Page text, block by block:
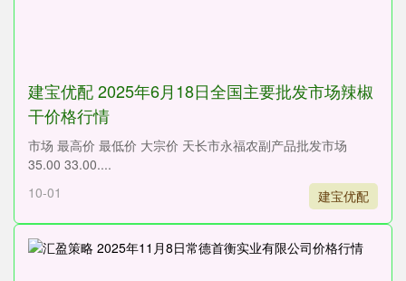
建宝优配 2025年6月18日全国主要批发市场辣椒
干价格行情
市场 最高价 最低价 大宗价 天长市永福农副产品批发市场
35.00 33.00....
10-01
建宝优配